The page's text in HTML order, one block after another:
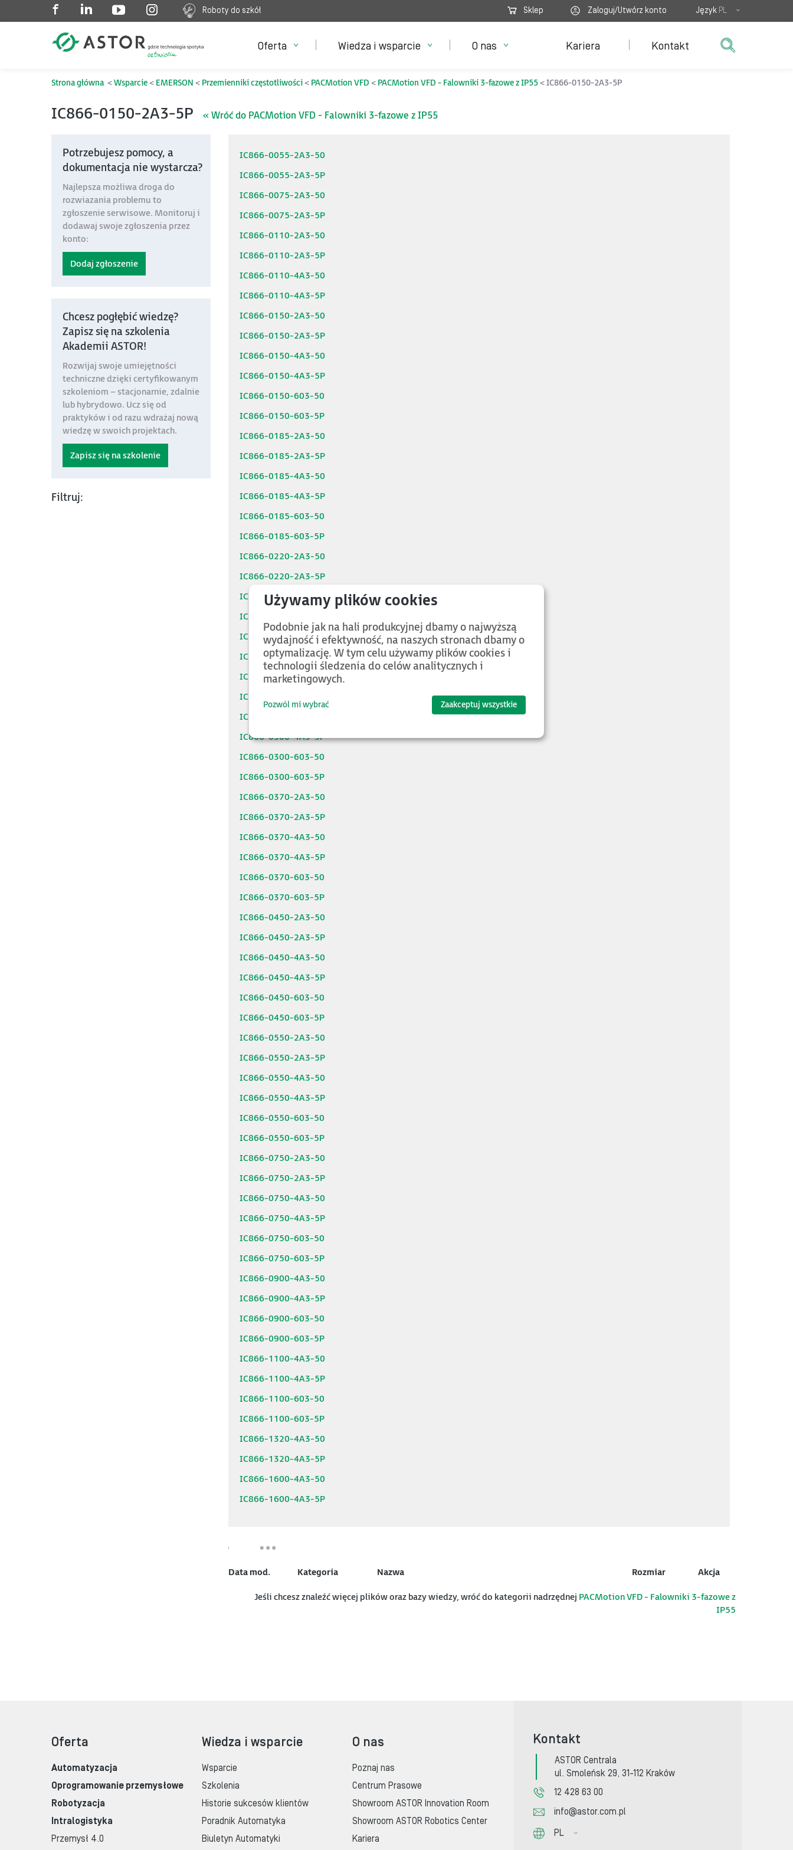
Roboty do szkół Sklep Zaloguj/Utwórz konto Język PL
Oferta Wiedza i wsparcie O nas Kariera Kontakt
Strona główna Wsparcie EMERSON Przemienniki częstotliwości PACMotion VFD PACMotion VFD - Falowniki 3-fazowe z IP55 IC866-0150-2A3-5P
IC866-0150-2A3-5P « Wróć do PACMotion VFD - Falowniki 3-fazowe z IP55
Potrzebujesz pomocy, a
dokumentacja nie wystarcza?
Najlepsza możliwa droga do
rozwiazania problemu to
zgłoszenie serwisowe. Monitoruj i
dodawaj swoje zgłoszenia przez
konto:
Dodaj zgłoszenie
Chcesz pogłębić wiedzę?
Zapisz się na szkolenia
Akademii ASTOR!
Rozwijaj swoje umiejętności
techniczne dzięki certyfikowanym
szkoleniom – stacjonarnie, zdalnie
lub hybrydowo. Ucz się od
praktyków i od razu wdrażaj nową
wiedzę w swoich projektach.
Zapisz się na szkolenie
Filtruj:
IC866-0055-2A3-50
IC866-0055-2A3-5P
IC866-0075-2A3-50
IC866-0075-2A3-5P
IC866-0110-2A3-50
IC866-0110-2A3-5P
IC866-0110-4A3-50
IC866-0110-4A3-5P
IC866-0150-2A3-50
IC866-0150-2A3-5P
IC866-0150-4A3-50
IC866-0150-4A3-5P
IC866-0150-603-50
IC866-0150-603-5P
IC866-0185-2A3-50
IC866-0185-2A3-5P
IC866-0185-4A3-50
IC866-0185-4A3-5P
IC866-0185-603-50
IC866-0185-603-5P
IC866-0220-2A3-50
IC866-0220-2A3-5P
IC866-0220-4A3-50
IC866-0220-4A3-5P
IC866-0220-603-50
IC866-0220-603-5P
IC866-0300-2A3-50
IC866-0300-2A3-5P
IC866-0300-4A3-50
IC866-0300-4A3-5P
IC866-0300-603-50
IC866-0300-603-5P
IC866-0370-2A3-50
IC866-0370-2A3-5P
IC866-0370-4A3-50
IC866-0370-4A3-5P
IC866-0370-603-50
IC866-0370-603-5P
IC866-0450-2A3-50
IC866-0450-2A3-5P
IC866-0450-4A3-50
IC866-0450-4A3-5P
IC866-0450-603-50
IC866-0450-603-5P
IC866-0550-2A3-50
IC866-0550-2A3-5P
IC866-0550-4A3-50
IC866-0550-4A3-5P
IC866-0550-603-50
IC866-0550-603-5P
IC866-0750-2A3-50
IC866-0750-2A3-5P
IC866-0750-4A3-50
IC866-0750-4A3-5P
IC866-0750-603-50
IC866-0750-603-5P
IC866-0900-4A3-50
IC866-0900-4A3-5P
IC866-0900-603-50
IC866-0900-603-5P
IC866-1100-4A3-50
IC866-1100-4A3-5P
IC866-1100-603-50
IC866-1100-603-5P
IC866-1320-4A3-50
IC866-1320-4A3-5P
IC866-1600-4A3-50
IC866-1600-4A3-5P
Data mod. Kategoria Nazwa Rozmiar Akcja
Jeśli chcesz znaleźć więcej plików oraz bazy wiedzy, wróć do kategorii nadrzędnej PACMotion VFD - Falowniki 3-fazowe z
IP55
Oferta
Automatyzacja
Oprogramowanie przemysłowe
Robotyzacja
Intralogistyka
Przemysł 4.0
Wiedza i wsparcie
Wsparcie
Szkolenia
Historie sukcesów klientów
Poradnik Automatyka
Biuletyn Automatyki
O nas
Poznaj nas
Centrum Prasowe
Showroom ASTOR Innovation Room
Showroom ASTOR Robotics Center
Kariera
Kontakt
ASTOR Centrala
ul. Smoleńsk 29, 31-112 Kraków
12 428 63 00
info@astor.com.pl
PL
Podobnie jak na hali produkcyjnej dbamy o najwyższą
wydajność i efektywność, na naszych stronach dbamy o
optymalizację. W tym celu używamy plików cookies i
technologii śledzenia do celów analitycznych i
marketingowych.
Pozwól mi wybrać Zaakceptuj wszystkie